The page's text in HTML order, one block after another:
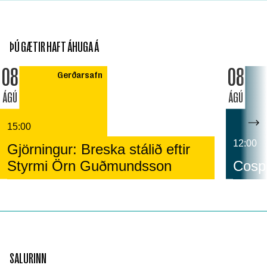
ÞÚ GÆTIR HAFT ÁHUGA Á
08
ÁGÚ
Gerðarsafn
15:00
Gjörningur: Breska stálið eftir
Styrmi Örn Guðmundsson
08
ÁGÚ
12:00
SALURINN